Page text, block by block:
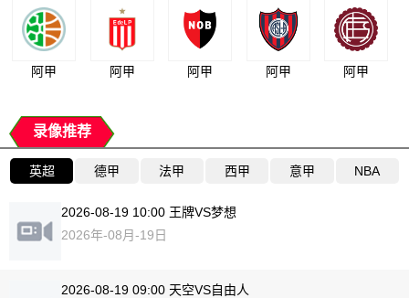
阿甲 阿甲 阿甲 阿甲 阿甲
录像推荐
英超 德甲 法甲 西甲 意甲 NBA
2026-08-19 10:00 王牌VS梦想
2026年-08月-19日
2026-08-19 09:00 天空VS自由人